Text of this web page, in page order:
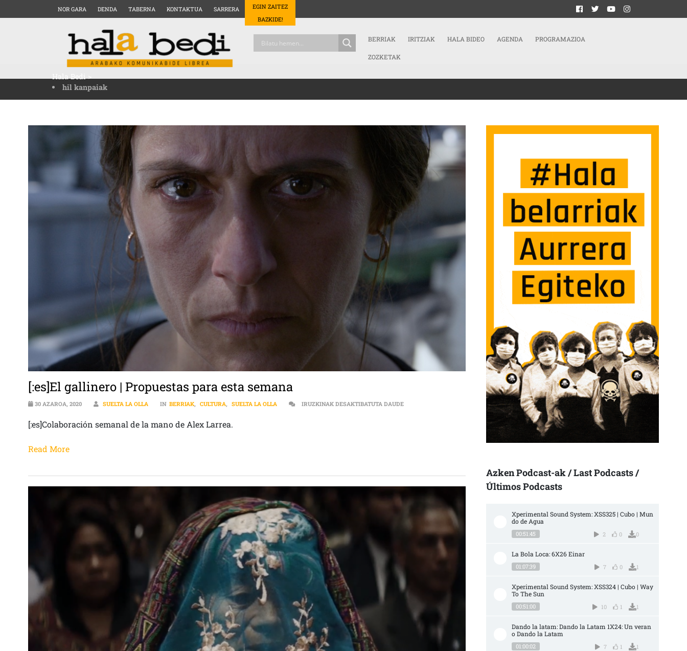
NOR GARA DENDA TABERNA KONTAKTUA SARRERA
EGIN ZAITEZ
BAZKIDE!
BERRIAK IRITZIAK HALA BIDEO AGENDA PROGRAMAZIOA
ZOZKETAK
Hala Bedi>
hil kanpaiak
[:es]El gallinero | Propuestas para esta semana
30 AZAROA, 2020 SUELTA LA OLLA IN BERRIAK, CULTURA, SUELTA LA OLLA IRUZKINAK DESAKTIBATUTA DAUDE[:ES]EL GALLINERO | PROPUESTAS PARA ESTA SEMANA SARRERAN
[:es]Colaboración semanal de la mano de Alex Larrea.
Read More
Azken Podcast-ak / Last Podcasts /
Últimos Podcasts
Xperimental Sound System: XSS325 | Cubo | Mun
do de Agua
00:51:45 2 0 0
La Bola Loca: 6X26 Einar
01:07:39 7 0 1
Xperimental Sound System: XSS324 | Cubo | Way
To The Sun
00:51:00 10 1 1
Dando la latam: Dando la Latam 1X24: Un veran
o Dando la Latam
01:00:02 7 1 1